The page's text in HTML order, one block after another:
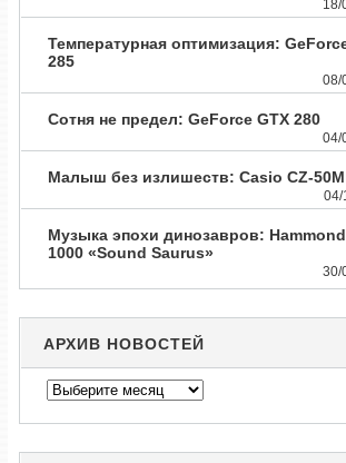
18/
Температурная оптимизация:
285
08/
Сотня не предел: GeForce GTX 280
04/
Малыш без излишеств: Casio CZ-50M
04/
Музыка эпохи динозавров:
1000 «Sound Saurus»
30/
АРХИВ НОВОСТЕЙ
Архив
новостей